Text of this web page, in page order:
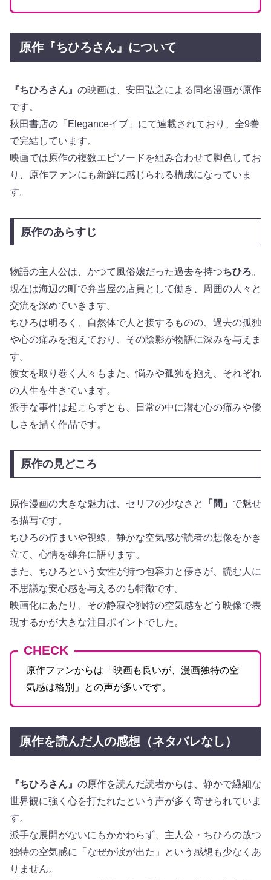
原作『ちひろさん』について
『ちひろさん』 の映画は、安田弘之による同名漫画が原作
です。
秋田書店の「Eleganceイブ」にて連載されており、全9巻
で完結しています。
映画では原作の複数エピソードを組み合わせて脚色してお
り、原作ファンにも新鮮に感じられる構成になっていま
す。
原作のあらすじ
物語の主人公は、かつて風俗嬢だった過去を持つちひろ。
現在は海辺の町で弁当屋の店員として働き、周囲の人々と
交流を深めていきます。
ちひろは明るく、自然体で人と接するものの、過去の孤独
や心の痛みを抱えており、その陰影が物語に深みを与えま
す。
彼女を取り巻く人々もまた、悩みや孤独を抱え、それぞれ
の人生を生きています。
派手な事件は起こらずとも、日常の中に潜む心の痛みや優
しさを描く作品です。
原作の見どころ
原作漫画の大きな魅力は、セリフの少なさと 「間」 で魅せ
る描写です。
ちひろの佇まいや視線、静かな空気感が読者の想像をかき
立て、心情を雄弁に語ります。
また、ちひろという女性が持つ包容力と儚さが、読む人に
不思議な安心感を与えるのも特徴です。
映画化にあたり、その静寂や独特の空気感をどう映像で表
現するかが大きな注目ポイントでした。
CHECK
原作ファンからは「映画も良いが、漫画独特の空
気感は格別」との声が多いです。
原作を読んだ人の感想（ネタバレなし）
『ちひろさん』 の原作を読んだ読者からは、静かで繊細な
世界観に強く心を打たれたという声が多く寄せられていま
す。
派手な展開がないにもかかわらず、主人公・ちひろの放つ
独特の空気感に「なぜか涙が出た」という感想も少なくあ
りません。